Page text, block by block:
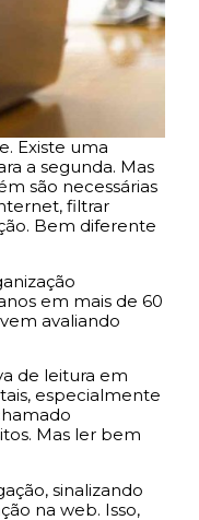
Existe uma
a segunda. Mas
são necessárias
filtrar
Bem diferente
em mais de 60
avaliando
de leitura em
especialmente
Mas ler bem
sinalizando
na web. Isso,